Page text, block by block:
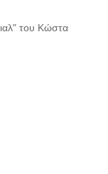
του Κώστα